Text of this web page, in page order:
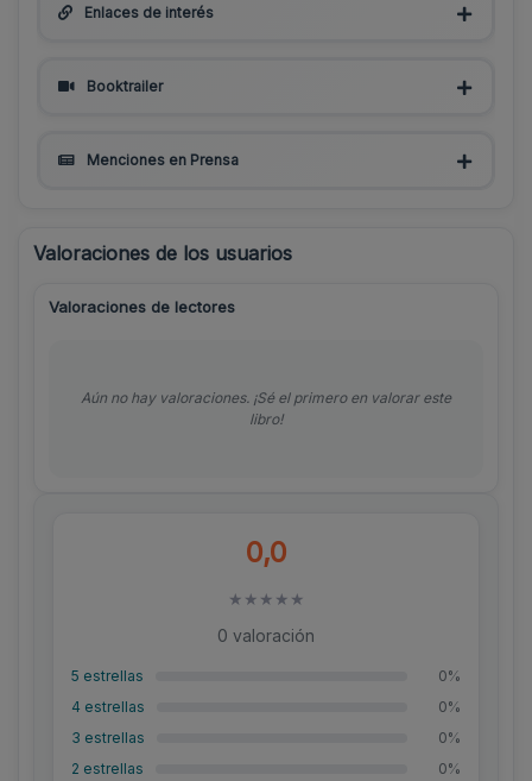
Enlaces de interés
Booktrailer
Menciones en Prensa
Valoraciones de los usuarios
0,0
★ ★ ★ ★ ★
0 valoración
5 estrellas
0%
4 estrellas
0%
3 estrellas
0%
2 estrellas
0%
Valoraciones de lectores
Aún no hay valoraciones. ¡Sé el primero en valorar este
libro!